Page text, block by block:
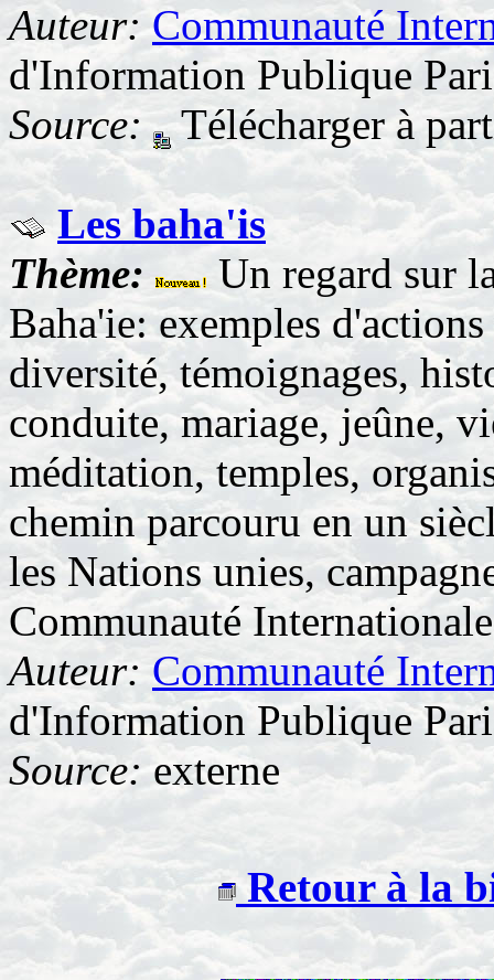
Auteur: Communauté
d'Information Publique
Source:
Télécharger à
Les baha'is
Thème:
Un regard sur
Baha'ie: exemples
diversité, témoignages,
conduite, mariage, jeûne,
méditation, temples,
chemin parcouru en un
les Nations unies,
Communauté
Auteur: Communauté
d'Information Publique
Source:externe
Retour à la